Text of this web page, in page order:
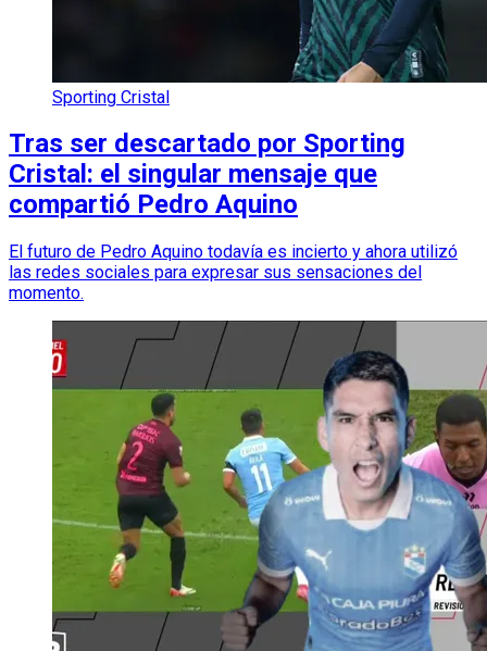
Sporting Cristal
Tras ser descartado por Sporting
Cristal: el singular mensaje que
compartió Pedro Aquino
El futuro de Pedro Aquino todavía es incierto y ahora utilizó
las redes sociales para expresar sus sensaciones del
momento.